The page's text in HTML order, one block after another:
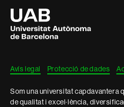
informació
legal
Universitat
Autònoma
de
Barcelona
Avís legal Protecció de dades
Som una universitat capdavantera
de qualitat i excel·lència,